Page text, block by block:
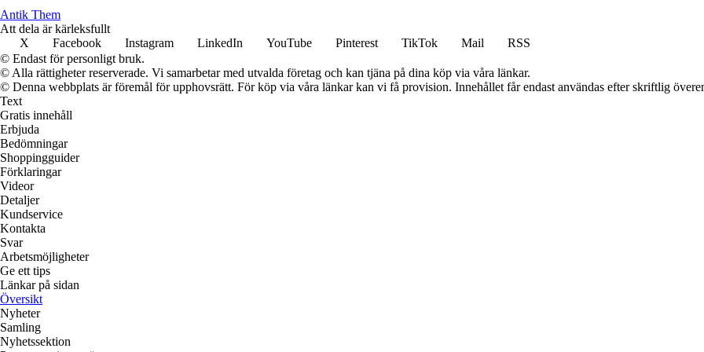
Antik Them
Att dela är kärleksfullt
X
Facebook Instagram LinkedIn YouTube Pinterest TikTok Mail
RSS
© Endast för personligt bruk.
© Alla rättigheter reserverade. Vi samarbetar med utvalda företag och kan tjäna på dina köp via våra länkar.
© Denna webbplats är föremål för upphovsrätt. För köp via våra länkar kan vi få provision. Innehållet får endast användas efter skriftlig
Text
Gratis innehåll
Erbjuda
Bedömningar
Shoppingguider
Förklaringar
Videor
Detaljer
Kundservice
Kontakta
Svar
Arbetsmöjligheter
Ge ett tips
Länkar på sidan
Översikt
Nyheter
Samling
Nyhetssektion